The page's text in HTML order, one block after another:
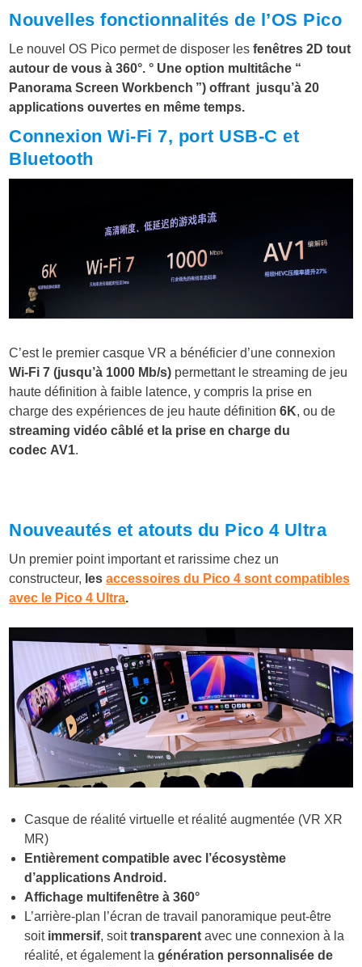
Nouvelles fonctionnalités de l’OS Pico
Le nouvel OS Pico permet de disposer lesfenêtres 2D tout
autour de vous à 360°. ° Une option multitâche “
Panorama Screen Workbench ”) offrant jusqu’à 20
applications ouvertes en même temps.
Connexion Wi-Fi 7, port USB-C et
Bluetooth
C’est le premier casque VR a bénéficier d’une connexion
Wi-Fi 7 (jusqu’à 1000 Mb/s) permettant le streaming de jeu
haute définition à faible latence, y compris la prise en
charge des expériences de jeu haute définition6K, ou de
streaming vidéo câblé et la prise en charge du
codec AV1.
Nouveautés et atouts du Pico 4 Ultra
Un premier point important et rarissime chez un
constructeur, lesaccessoires du Pico 4 sont compatibles
avec le Pico 4 Ultra.
Casque de réalité virtuelle et réalité augmentée (VR XR
MR)
Entièrement compatible avec l’écosystème
d’applications Android.
Affichage multifenêtre à 360°
L’arrière-plan l’écran de travail panoramique peut-être
soit immersif, soittransparent avec une connexion à la
réalité, et également lagénération personnalisée de